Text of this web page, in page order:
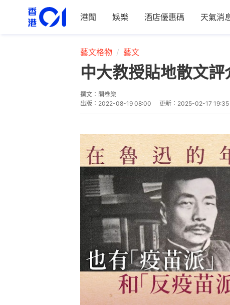
港聞 娛樂 酒店優惠碼 天氣消
藝文格物 藝文
中大教授貼地散文
撰文： 開卷樂
出版： 2022-08-19 08:00 更新： 2025-02-17 19:35